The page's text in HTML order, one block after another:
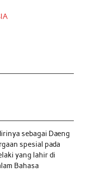
sebagai Daeng
spesial pada
yang lahir di
Bahasa